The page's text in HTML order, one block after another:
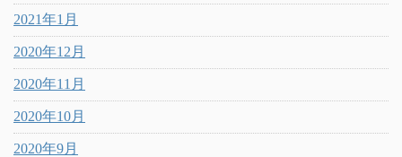
2021年1月
2020年12月
2020年11月
2020年10月
2020年9月